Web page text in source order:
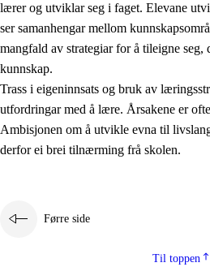
2.3 Grunnleggjande ferdigheiter
Å lære å lære
Tverrfaglege tema
lærer og utviklar seg i faget. Elevane
ser samanhengar mellom
mangfald av strategiar for å tileigne seg,
kunnskap.
Trass i eigeninnsats og bruk av
utfordringar med å lære. Årsakene er
Ambisjonen om å utvikle evna til
derfor ei brei tilnærming frå skolen.
Førre side
Til toppen